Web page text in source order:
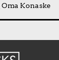
Oma Konaske